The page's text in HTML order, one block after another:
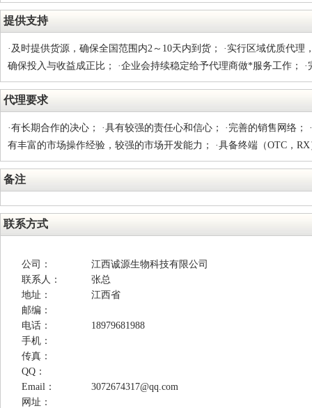
提供支持
·及时提供货源，确保全国范围内2～10天内到货； ·实行区域优质代
确保投入与收益成正比； ·企业会持续稳定给予代理商做*服务工作；
代理要求
·有长期合作的决心； ·具有较强的责任心和信心； ·完善的销售网络
有丰富的市场操作经验，较强的市场开发能力； ·具备终端（OTC，
备注
联系方式
公司：
江西诚源生物科技有限公司
联系人：
张总
地址：
江西省
邮编：
电话：
18979681988
手机：
传真：
QQ：
Email：
3072674317@qq.com
网址：